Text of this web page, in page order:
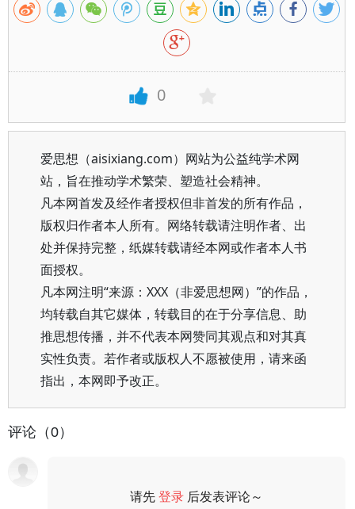
0
爱思想（aisixiang.com）网站为公益纯学术网
站，旨在推动学术繁荣、塑造社会精神。
凡本网首发及经作者授权但非首发的所有作品，
版权归作者本人所有。网络转载请注明作者、出
处并保持完整，纸媒转载请经本网或作者本人书
面授权。
凡本网注明“来源：XXX（非爱思想网）”的作品，
均转载自其它媒体，转载目的在于分享信息、助
推思想传播，并不代表本网赞同其观点和对其真
实性负责。若作者或版权人不愿被使用，请来函
指出，本网即予改正。
评论（0）
请先登录 后发表评论～